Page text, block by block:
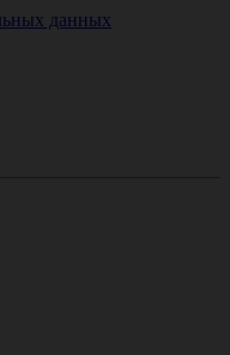
данных